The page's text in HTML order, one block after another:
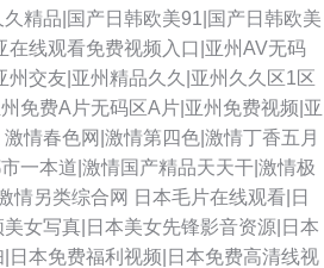
精品|国产日韩欧美91|国产日韩欧美
在线观看免费视频入口|亚州AV无码
州交友|亚州精品久久|亚州久久区1区
免费A片无码区A片|亚州免费视频|亚
激情春色网|激情第四色|激情丁香五月
一本道|激情国产精品天天干|激情极
情另类综合网 日本毛片在线观看|日
女写真|日本美女先锋影音资源|日本
日本免费福利视频|日本免费高清线视